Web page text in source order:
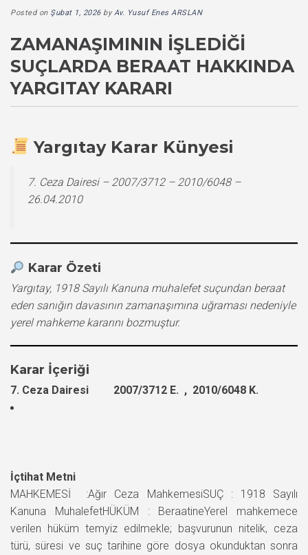
Posted on Şubat 1, 2026byAv. Yusuf Enes ARSLAN
ZAMANAŞIMININ İŞLEDIĞI
SUÇLARDA BERAAT HAKKINDA
YARGITAY KARARI
Yargıtay Karar Künyesi
7. Ceza Dairesi – 2007/3712 – 2010/6048 –
26.04.2010
Karar Özeti
Yargıtay, 1918 Sayılı Kanuna muhalefet suçundan beraat
eden sanığın davasının zamanaşımına uğraması nedeniyle
yerel mahkeme kararını bozmuştur.
Karar İçeriği
7. Ceza Dairesi 2007/3712 E. , 2010/6048 K.
İçtihat Metni
MAHKEMESİ :Ağır Ceza MahkemesiSUÇ : 1918 Sayılı
Kanuna MuhalefetHÜKÜM : BeraatineYerel mahkemece
verilen hüküm temyiz edilmekle; başvurunun nitelik, ceza
türü, süresi ve suç tarihine göre dosya okunduktan sonra